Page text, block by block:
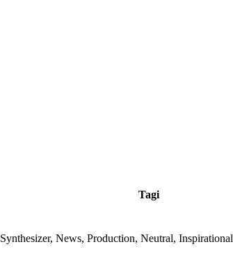
Tagi
Synthesizer, News, Production, Neutral, Inspirational